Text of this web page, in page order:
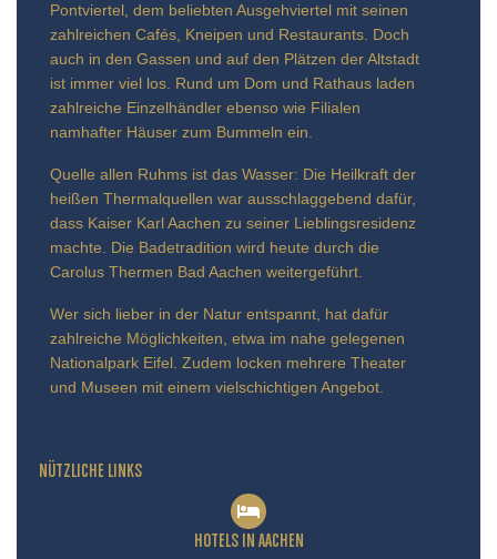
Pontviertel, dem beliebten Ausgehviertel mit seinen
zahlreichen Cafés, Kneipen und Restaurants. Doch
auch in den Gassen und auf den Plätzen der Altstadt
ist immer viel los. Rund um Dom und Rathaus laden
zahlreiche Einzelhändler ebenso wie Filialen
namhafter Häuser zum Bummeln ein.
Quelle allen Ruhms ist das Wasser: Die Heilkraft der
heißen Thermalquellen war ausschlaggebend dafür,
dass Kaiser Karl Aachen zu seiner Lieblingsresidenz
machte. Die Badetradition wird heute durch die
Carolus Thermen Bad Aachen weitergeführt.
Wer sich lieber in der Natur entspannt, hat dafür
zahlreiche Möglichkeiten, etwa im nahe gelegenen
Nationalpark Eifel. Zudem locken mehrere Theater
und Museen mit einem vielschichtigen Angebot.
NÜTZLICHE LINKS
HOTELS IN AACHEN